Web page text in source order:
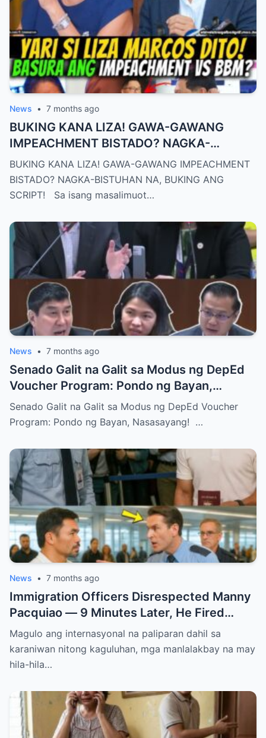
News • 7 months ago
BUKING KANA LIZA! GAWA-GAWANG
IMPEACHMENT BISTADO? NAGKA-
BISTUHAN NA, BUKING ANG SCRIPT!
BUKING KANA LIZA! GAWA-GAWANG IMPEACHMENT
BISTADO? NAGKA-BISTUHAN NA, BUKING ANG
SCRIPT! Sa isang masalimuot…
News • 7 months ago
Senado Galit na Galit sa Modus ng DepEd
Voucher Program: Pondo ng Bayan,
Nasasayang!
Senado Galit na Galit sa Modus ng DepEd Voucher
Program: Pondo ng Bayan, Nasasayang! …
News • 7 months ago
Immigration Officers Disrespected Manny
Pacquiao — 9 Minutes Later, He Fired
Them Instantly..
Magulo ang internasyonal na paliparan dahil sa
karaniwan nitong kaguluhan, mga manlalakbay na may
hila-hila…